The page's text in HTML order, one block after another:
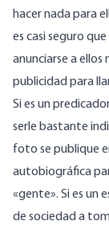
hacer nada para
es casi seguro
anunciarse a
publicidad para
Si es un
serle bastante
foto se publique
autobiográfica
«gente». Si es un
de sociedad a